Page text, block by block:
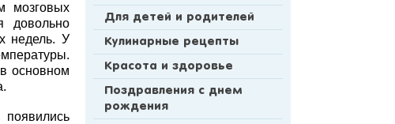
мозговых
довольно
недель. У
основном
Для детей и родителей
Кулинарные рецепты
Красота и здоровье
Поздравления с днем
рождения